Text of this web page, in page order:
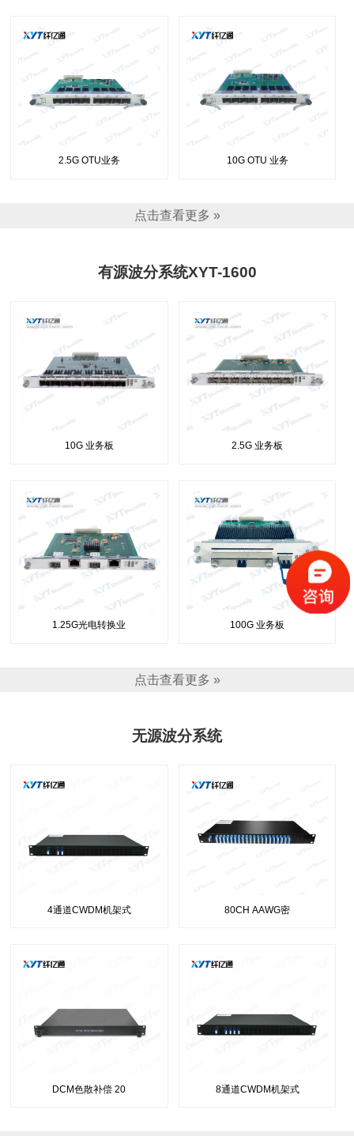
2.5G OTU业务 10G OTU 业务
点击查看更多 »
有源波分系统XYT-1600
10G 业务板 2.5G 业务板
1.25G光电转换业 100G 业务板
点击查看更多 »
无源波分系统
4通道CWDM机架式 80CH AAWG密
DCM色散补偿 20 8通道CWDM机架式